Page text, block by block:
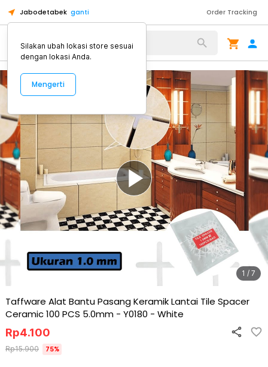
Jabodetabek ganti Order Tracking
Alat Kopi
1 / 7
Taffware Alat Bantu Pasang Keramik Lantai Tile Spacer
Ceramic 100 PCS 5.0mm - Y0180 - White
Rp4.100
Rp15.900 75%
Silakan ubah lokasi store sesuai
dengan lokasi Anda.
Mengerti